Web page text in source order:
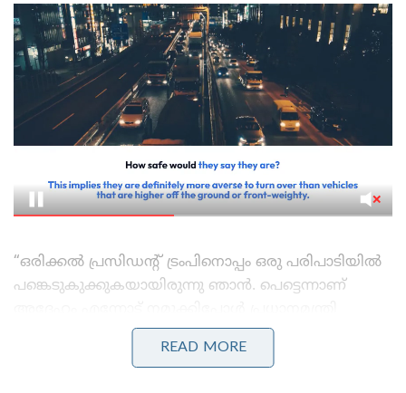
“ഒരിക്കൽ പ്രസിഡന്റ് ട്രംപിനൊപ്പം ഒരു പരിപാടിയിൽ
പങ്കെടുകുക്കുകയായിരുന്നു ഞാൻ. പെട്ടെന്നാണ്
മോദിയെ ഒന്ന് ഫോണിൽ വിളിച്ചാലോ എന്ന്
ചോദിച്ചത്. എന്നാൽ ഇന്ത്യയിൽ ഇപ്പോൾ പുലർച്ചെ
READ MORE